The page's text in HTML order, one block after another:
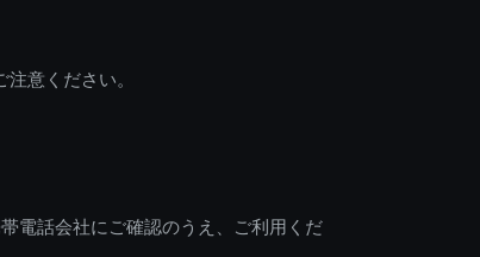
意ください。
電話会社にご確認のうえ、ご利用くだ